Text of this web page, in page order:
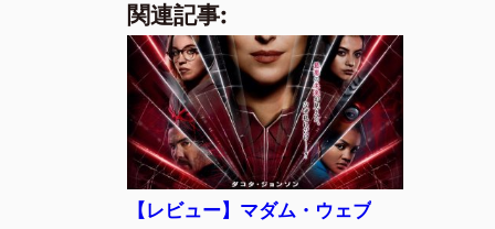
c
e
b
o
o
k
e ai
l
関連記事:
【レビュー】マダム・ウェブ